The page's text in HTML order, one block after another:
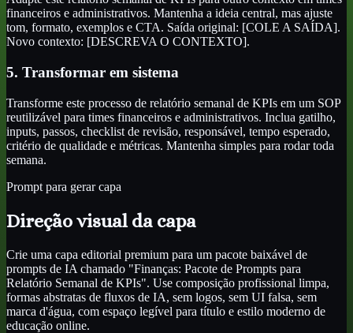
financeiros e administrativos. Mantenha a ideia central, mas ajuste
tom, formato, exemplos e CTA. Saída original: [COLE A SAÍDA].
Novo contexto: [DESCREVA O CONTEXTO].
5. Transformar em sistema
Transforme este processo de relatório semanal de KPIs em um SOP
reutilizável para times financeiros e administrativos. Inclua gatilho,
inputs, passos, checklist de revisão, responsável, tempo esperado,
critério de qualidade e métricas. Mantenha simples para rodar toda
semana.
Prompt para gerar capa
Direção visual da capa
Crie uma capa editorial premium para um pacote baixável de
prompts de IA chamado "Finanças: Pacote de Prompts para
Relatório Semanal de KPIs". Use composição profissional limpa,
formas abstratas de fluxos de IA, sem logos, sem UI falsa, sem
marca d'água, com espaço legível para título e estilo moderno de
educação online.